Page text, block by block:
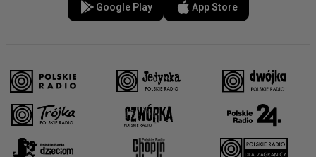
Google Play App Store